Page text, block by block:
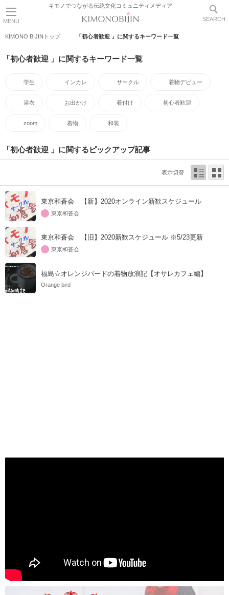
MENU
キモノでつながる伝統文化コミュニティメディア
SEARCH
KIMONO BIJINトップ 「初心者歓迎 」に関するキーワード一覧
「初心者歓迎 」に関するキーワード一覧
学生 インカレ サークル 着物デビュー
浴衣 お出かけ 着付け 初心者歓迎
zoom 着物 和装
「初心者歓迎 」に関するピックアップ記事
表示切替
東京和蒼会 【新】2020オンライン新歓スケジュール
東京和蒼会
東京和蒼会 【旧】2020新歓スケジュール ※5/23更新
東京和蒼会
福島☆オレンジバードの着物放浪記【オサレカフェ編】
Orange bird